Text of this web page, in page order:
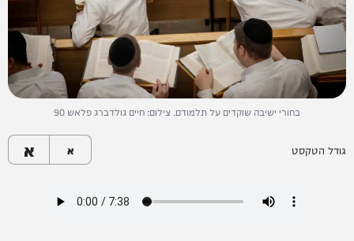
בחורי ישיבה שוקדים על תלמודם. צילום: חיים גולדברג פלאש 90
גודל הטקסט א א